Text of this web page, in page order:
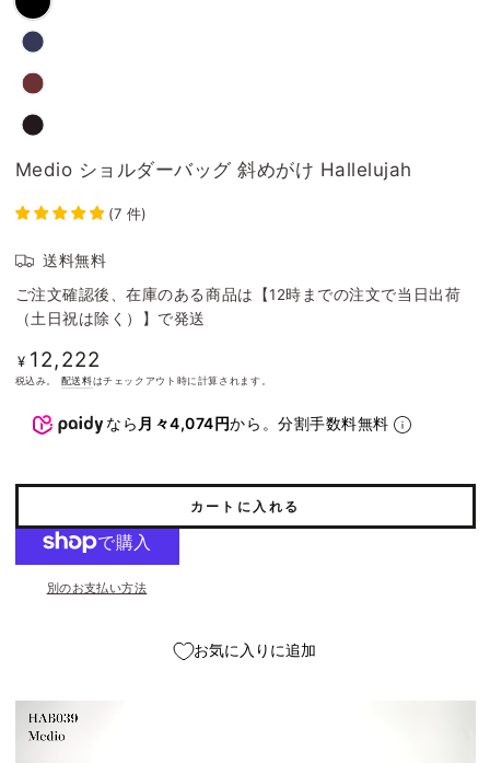
Medio ショルダーバッグ 斜めがけ Hallelujah
(7 件)
送料無料
ご注文確認後、在庫のある商品は【12時までの注文で当日出荷
（土日祝は除く）】で発送
定
価
¥ 12,222
税込み。 配送料はチェックアウト時に計算されます。
なら 月々4,074円から。分割手数料無料
カートに入れる
別のお支払い方法
お気に入りに追加